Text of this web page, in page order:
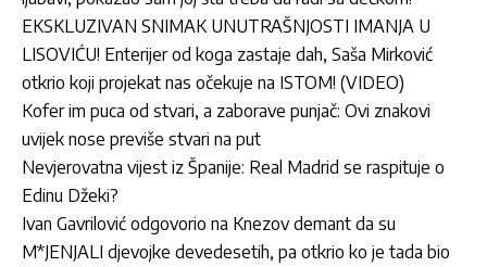
EKSKLUZIVAN SNIMAK UNUTRAŠNJOSTI IMANJA U
LISOVIĆU! Enterijer od koga zastaje dah, Saša Mirković
otkrio koji projekat nas očekuje na ISTOM! (VIDEO)
Kofer im puca od stvari, a zaborave punjač: Ovi znakovi
uvijek nose previše stvari na put
Nevjerovatna vijest iz Španije: Real Madrid se raspituje o
Edinu Džeki?
Ivan Gavrilović odgovorio na Knezov demant da su
M*JENJALI djevojke devedesetih, pa otkrio ko je tada bio